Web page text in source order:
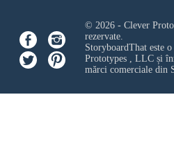
© 2026 - Clever
rezervate.
StoryboardThat este
Prototypes , LLCși
mărci comerciale din